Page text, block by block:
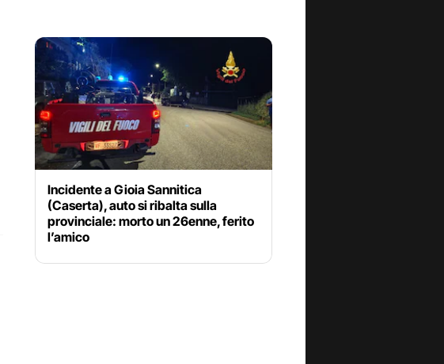
Incidente a Gioia Sannitica
(Caserta), auto si ribalta sulla
provinciale: morto un 26enne, ferito
l’amico